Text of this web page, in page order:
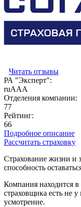
Читать отзывы
РА "Эксперт":
ruAAA
Отделения компании:
77
Рейтинг:
66
Подробное описание
Рассчитать страховку
Страхование жизни и
способность
Компания находится
страховщика есть не
усмотрение.